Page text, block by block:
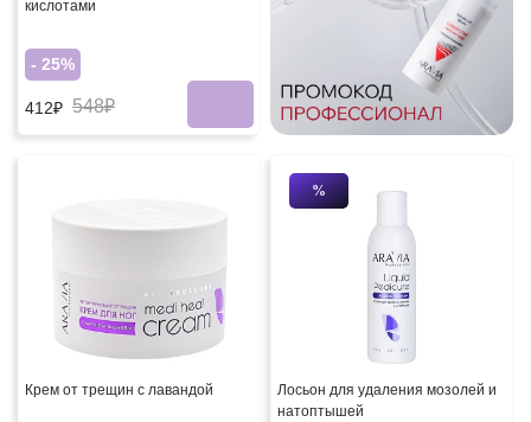
кислотами
- 25%
412₽ 548₽
Крем от трещин с лавандой
%
Лосьон для удаления мозолей и
натоптышей